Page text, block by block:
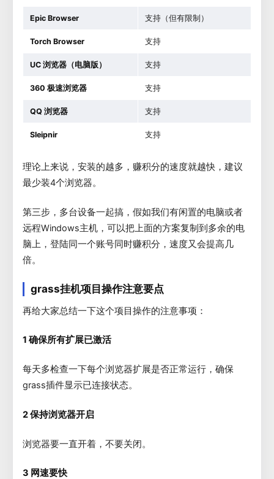
Epic Browser 支持（但有限制）
Torch Browser 支持
UC 浏览器（电脑版） 支持
360 极速浏览器 支持
QQ 浏览器 支持
Sleipnir 支持
理论上来说，安装的越多，赚积分的速度就越快，建议
最少装4个浏览器。
第三步，多台设备一起搞，假如我们有闲置的电脑或者
远程Windows主机，可以把上面的方案复制到多余的电
脑上，登陆同一个账号同时赚积分，速度又会提高几
倍。
grass挂机项目操作注意要点
再给大家总结一下这个项目操作的注意事项：
1 确保所有扩展已激活
每天多检查一下每个浏览器扩展是否正常运行，确保
grass插件显示已连接状态。
2 保持浏览器开启
浏览器要一直开着，不要关闭。
3 网速要快